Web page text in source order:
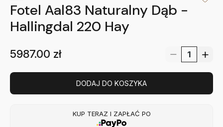
Fotel Aal83 Naturalny Dąb -
Hallingdal 220 Hay
5987.00 zł
DODAJ DO KOSZYKA
KUP TERAZ I ZAPŁAĆ PO